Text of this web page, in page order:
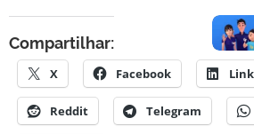
Compartilhar:
X Facebook
Reddit Telegram